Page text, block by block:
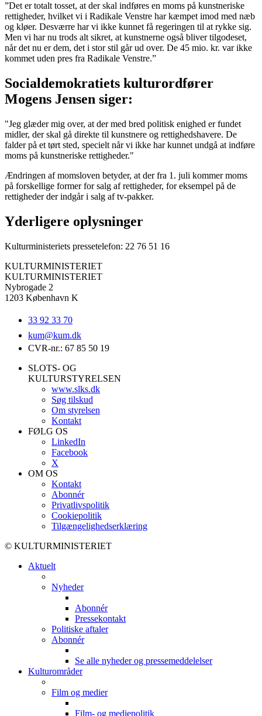
”Det er totalt tosset, at der skal indføres en moms på kunstneriske
rettigheder, hvilket vi i Radikale Venstre har kæmpet imod med næb
og kløer. Desværre har vi ikke kunnet få regeringen til at rykke sig.
Men vi har nu trods alt sikret, at kunstnerne også bliver tilgodeset,
når det nu er dem, det i stor stil går ud over. De 45 mio. kr. var ikke
kommet uden pres fra Radikale Venstre.”
Socialdemokratiets kulturordfører
Mogens Jensen siger:
"Jeg glæder mig over, at der med bred politisk enighed er fundet
midler, der skal gå direkte til kunstnere og rettighedshavere. De
falder på et tørt sted, specielt når vi ikke har kunnet undgå at indføre
moms på kunstneriske rettigheder."
Ændringen af momsloven betyder, at der fra 1. juli kommer moms
på forskellige former for salg af rettigheder, for eksempel på de
rettigheder der indgår i salg af tv-pakker.
Yderligere oplysninger
Kulturministeriets pressetelefon: 22 76 51 16
KULTURMINISTERIET
KULTURMINISTERIET
Nybrogade 2
1203 København K
33 92 33 70
kum@kum.dk
CVR-nr.: 67 85 50 19
SLOTS- OG
KULTURSTYRELSEN
www.slks.dk
Søg tilskud
Om styrelsen
Kontakt
FØLG OS
LinkedIn
Facebook
X
OM OS
Kontakt
Abonnér
Privatlivspolitik
Cookiepolitik
Tilgængelighedserklæring
© KULTURMINISTERIET
Aktuelt
Nyheder
Abonnér
Pressekontakt
Politiske aftaler
Abonnér
Se alle nyheder og pressemeddelelser
Kulturområder
Film og medier
Film- og mediepolitik